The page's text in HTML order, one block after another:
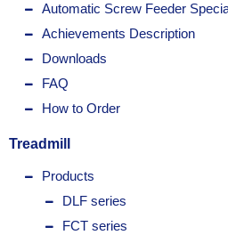
Automatic Screw Feeder
Achievements Description
Downloads
FAQ
How to Order
Treadmill
Products
DLF series
FCT series